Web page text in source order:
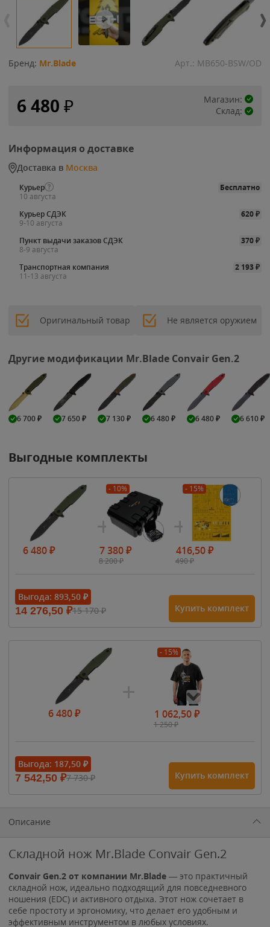
Бренд: Mr.Blade Арт.: MB650-BSW/OD
6 480 ₽
Магазин:
Склад:
Информация о доставке
Доставка в Москва
Курьер
Бесплатно
10 августа
Курьер СДЭК
620₽
9-10 августа
Пункт выдачи заказов СДЭК
370₽
8-9 августа
Транспортная компания
2 193₽
11-13 августа
Оригинальный товар Не является оружием
Другие модификации Mr.Blade Convair Gen.2
6 700₽ 7 650₽ 7 130₽ 6 480₽ 6 480₽ 6 610₽
Выгодные комплекты
6 480₽
- 10%
7 380₽
8 200₽
- 15%
416,50₽
490₽
Выгода: 893,50 ₽
14 276,50 ₽15 170₽ Купить комплект
6 480₽
- 15%
1 062,50₽
1 250₽
1 615₽
1 900₽1 900₽
Выгода: 187,50 ₽
7 542,50 ₽7 730₽ Купить комплект
Описание
Складной нож Mr.Blade Convair Gen.2
Convair Gen.2 от компании Mr.Blade — это практичный
складной нож, идеально подходящий для повседневного
ношения (EDC) и активного отдыха. Этот нож сочетает в
себе простоту и эргономику, что делает его удобным и
эффективным инструментом в любых условиях.